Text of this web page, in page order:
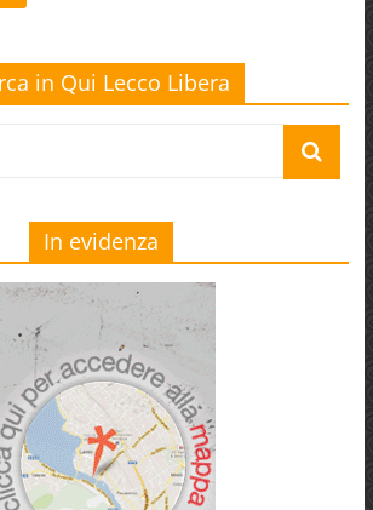
in Qui Lecco Libera
In evidenza